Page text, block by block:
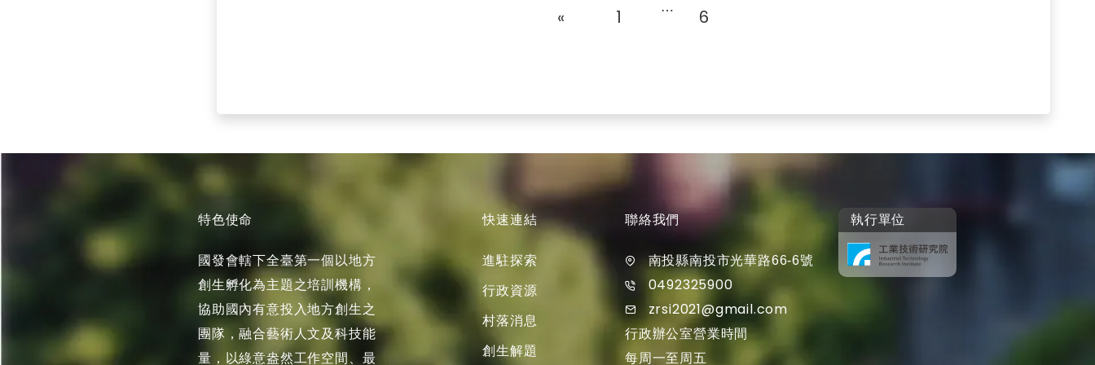
« 1 ⋯ 6
特色使命
國發會轄下全臺第一個以地方
創生孵化為主題之培訓機構，
協助國內有意投入地方創生之
團隊，融合藝術人文及科技能
量，以綠意盎然工作空間、最
快速連結
進駐探索
行政資源
村落消息
創生解題
聯絡我們
南投縣南投市光華路66-6號
0492325900
zrsi2021@gmail.com
行政辦公室營業時間
每周一至周五
執行單位